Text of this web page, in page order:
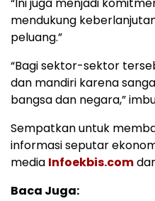
mendukung
peluang.”
“Bagi sektor-sektor
dan mandiri karena
bangsa dan negara,”
Sempatkan untuk
informasi seputar
media Infoekbis.com
Baca Juga: